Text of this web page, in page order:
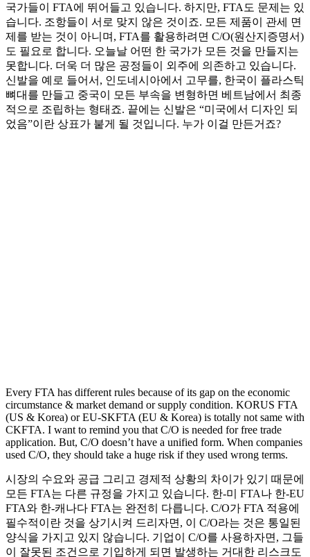
국가들이 FTA에 뛰어들고 있습니다. 하지만, FTA도 문제는 있
습니다. 조항들이 서로 맞지 않은 것이죠. 모든 제품이 관세 면
제를 받는 것이 아니며, FTA를 활용하려면 C/O(원산지증명서)
도 필요로 합니다. 오늘날 어떤 한 국가가 모든 것을 만들지는
못합니다. 더욱 더 많은 공정들이 외주에 의존하고 있습니다.
신발을 예로 들어서, 인도네시아에서 고무를, 한국이 플라스틱
뼈대를 만들고 중국이 모든 부속을 변형하면 베트남에서 최종
적으로 조립하는 형태죠. 끝에는 신발은 “미국에서 디자인 되
었음”이란 상표가 붙게 될 것입니다. 누가 이걸 만든거죠?
Every FTA has different rules because of its gap on the economic
circumstance & market demand or supply condition. KORUS FTA
(US & Korea) or EU-SKFTA (EU & Korea) is totally not same with
CKFTA. I want to remind you that C/O is needed for free trade
application. But, C/O doesn’t have a unified form. When companies
used C/O, they should take a huge risk if they used wrong terms.
시장의 수요와 공급 그리고 경제적 상황의 차이가 있기 때문에
모든 FTA는 다른 규정을 가지고 있습니다. 한-미 FTA나 한-EU
FTA와 한-캐나다 FTA는 완전히 다릅니다. C/O가 FTA 적용에
필수적이란 것을 상기시켜 드리자면, 이 C/O라는 것은 통일된
양식을 가지고 있지 않습니다. 기업이 C/O를 사용하자면, 그들
이 잘못된 조건으로 기입하게 되면 발생하는 거대한 리스크도